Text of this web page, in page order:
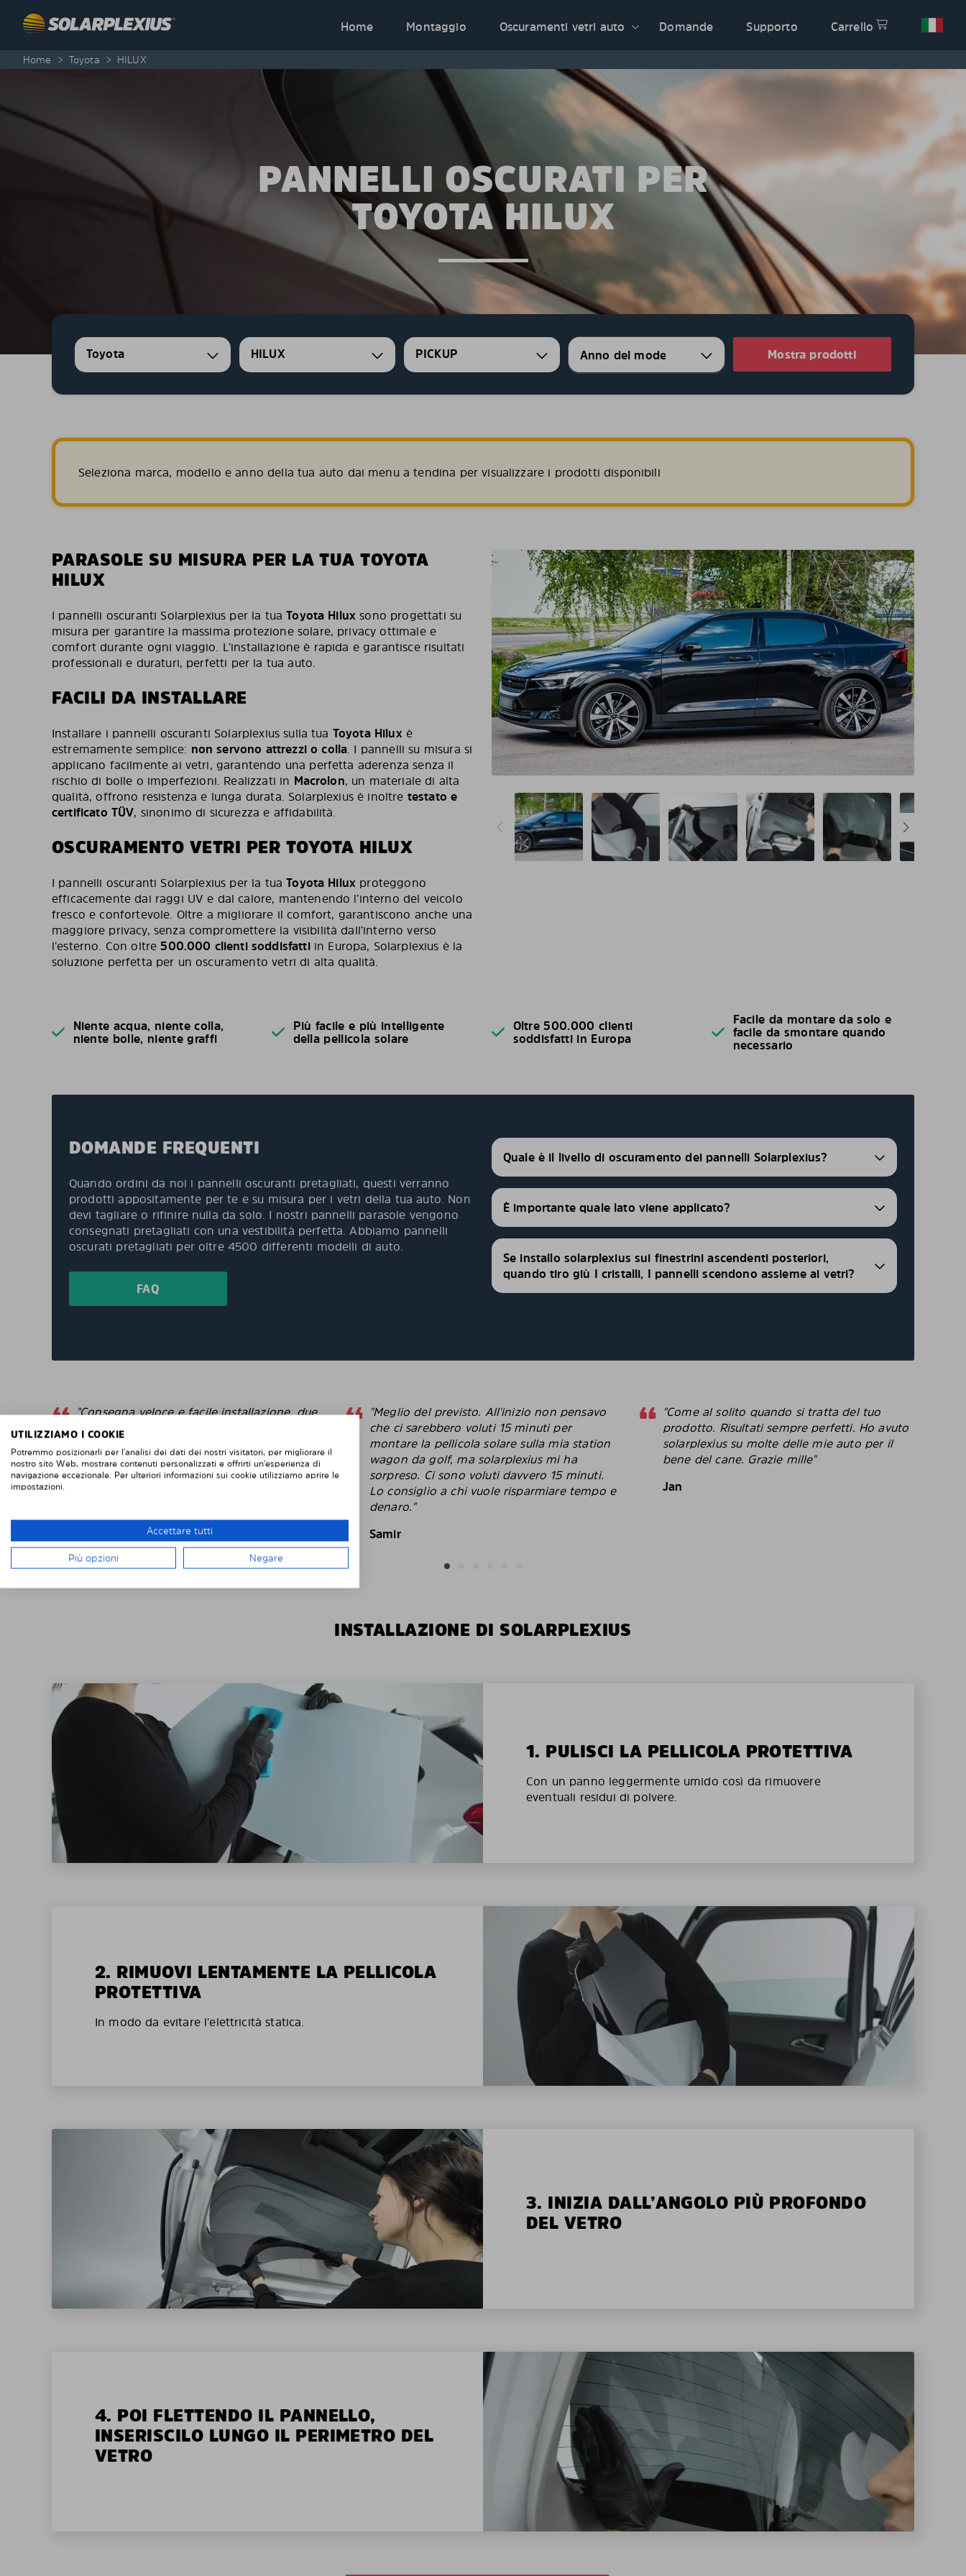
Home
Montaggio Oscuramenti vetri auto Domande Supporto Carrello
Home > Toyota > HILUX
PANNELLI OSCURATI PER
TOYOTA HILUX
Toyota HILUX PICKUP Mostra prodotti
Seleziona marca, modello e anno della tua auto dai menu a tendina per visualizzare i prodotti disponibili
PARASOLE SU MISURA PER LA TUA TOYOTA
HILUX
I pannelli oscuranti Solarplexius per la tuaToyota Hilux sono progettati su
misura per garantire la massima protezione solare, privacy ottimale e
comfort durante ogni viaggio. L’installazione è rapida e garantisce risultati
professionali e duraturi, perfetti per la tua auto.
FACILI DA INSTALLARE
Installare i pannelli oscuranti Solarplexius sulla tua Toyota Hiluxè
estremamente semplice: non servono attrezzi o colla. I pannelli su misura si
applicano facilmente ai vetri, garantendo una perfetta aderenza senza il
rischio di bolle o imperfezioni. Realizzati in Macrolon, un materiale di alta
qualità, offrono resistenza e lunga durata. Solarplexius è inoltre testato e
certificato TÜV, sinonimo di sicurezza e affidabilità.
OSCURAMENTO VETRI PER TOYOTA HILUX
I pannelli oscuranti Solarplexius per la tuaToyota Hilux proteggono
efficacemente dai raggi UV e dal calore, mantenendo l’interno del veicolo
fresco e confortevole. Oltre a migliorare il comfort, garantiscono anche una
maggiore privacy, senza compromettere la visibilità dall’interno verso
l’esterno. Con oltre500.000 clienti soddisfattiin Europa, Solarplexius è la
soluzione perfetta per un oscuramento vetri di alta qualità.
Niente acqua, niente colla,
niente bolle, niente graffi
Più facile e più intelligente
della pellicola solare
Oltre 500.000 clienti
soddisfatti in Europa
Facile da montare da solo e
facile da smontare quando
necessario
DOMANDE FREQUENTI
Quando ordini da noi i pannelli oscuranti pretagliati, questi verranno
prodotti appositamente per te e su misura per i vetri della tua auto. Non
devi tagliare o rifinire nulla da solo. I nostri pannelli parasole vengono
consegnati pretagliati con una vestibilità perfetta. Abbiamo pannelli
oscurati pretagliati per oltre 4500 differenti modelli di auto.
FAQ
Quale è il livello di oscuramento dei pannelli Solarplexius?
È importante quale lato viene applicato?
Se installo solarplexius sui finestrini ascendenti posteriori,
quando tiro giù I cristalli, I pannelli scendono assieme ai vetri?
"Consegna veloce e facile installazione, due
grandi finestrini posteriori e due piccoli
finestrini posteriori sulle porte posteriori di
un Renault Trafic. Se vuoi rimuoverli, è facile,
se vuoi rimontarli, altrettanto facile. Difficile
protettive che attacchi direttamente alla
finestra. "
Robert
"Meglio del previsto. All'inizio non pensavo
che ci sarebbero voluti 15 minuti per
montare la pellicola solare sulla mia station
wagon da golf, ma solarplexius mi ha
sorpreso. Ci sono voluti davvero 15 minuti.
Lo consiglio a chi vuole risparmiare tempo e
denaro."
Samir
"Come al solito quando si tratta del tuo
prodotto. Risultati sempre perfetti. Ho avuto
solarplexius su molte delle mie auto per il
bene del cane. Grazie mille"
Jan
INSTALLAZIONE DI SOLARPLEXIUS
1. PULISCI LA PELLICOLA PROTETTIVA
Con un panno leggermente umido così da rimuovere
eventuali residui di polvere.
2. RIMUOVI LENTAMENTE LA PELLICOLA
PROTETTIVA
In modo da evitare l’elettricità statica.
3. INIZIA DALL’ANGOLO PIÙ PROFONDO
DEL VETRO
4. POI FLETTENDO IL PANNELLO,
INSERISCILO LUNGO IL PERIMETRO DEL
VETRO
UTILIZZIAMO I COOKIE
Potremmo posizionarli per l'analisi dei dati dei nostri visitatori, per migliorare il
nostro sito Web, mostrare contenuti personalizzati e offrirti un'esperienza di
navigazione eccezionale. Per ulteriori informazioni sui cookie utilizziamo aprire le
impostazioni.
Accettare tutti
Più opzioni Negare